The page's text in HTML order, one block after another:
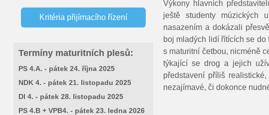
Conference WOOD STRUCTURES
Nabídka zaměstnání
Výstavba vzdělávacího střediska
Oslavy 160. výročí založení školy
Dny otevřených dveří
Výsledky přijímacích zkoušek
Kritéria přijímacího řízení
Termíny maturitních plesů:
PS 4.A. - pátek 24. října 2025
NDK 4. - pátek 21. listopadu 2025
DI 4. - pátek 28. listopadu 2025
PS 4.B + VPB4. - pátek 23. ledna 2026
Výkony hlavních
ještě studenty múzických
nasazením a dokázali
boj mladých lidí řítících se
s maturitní četbou, nicméně
týkající se drog a jejich
představení příliš
nezajímavé, či dokonce